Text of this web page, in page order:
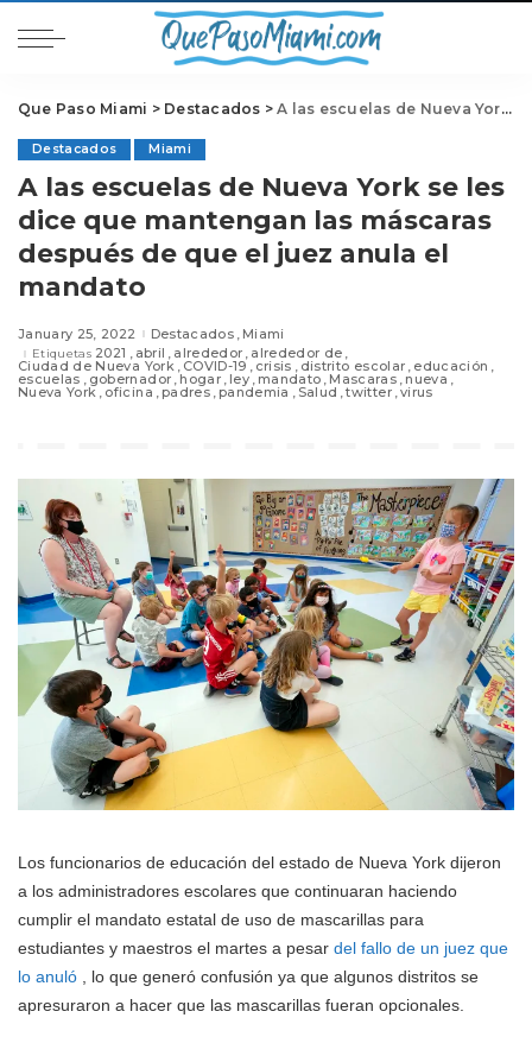
Que Paso Miami > Destacados >A las escuelas de Nueva York se les dice que mantengan las máscaras después de que el juez anula el mandato
Destacados Miami
A las escuelas de Nueva York se les
dice que mantengan las máscaras
después de que el juez anula el
mandato
January 25, 2022 Destacados Miami
Etiquetas 2021 abril alrededor alrededor de
Ciudad de Nueva York COVID-19 crisis distrito escolar educación
escuelas gobernador hogar ley mandato Mascaras nueva
Nueva York oficina padres pandemia Salud twitter virus
Los funcionarios de educación del estado de Nueva York dijeron
a los administradores escolares que continuaran haciendo
cumplir el mandato estatal de uso de mascarillas para
estudiantes y maestros el martes a pesar del fallo de un juez que
lo anuló , lo que generó confusión ya que algunos distritos se
apresuraron a hacer que las mascarillas fueran opcionales.